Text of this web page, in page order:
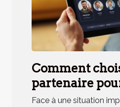
Comment
partenaire
urgences
Face à une situation